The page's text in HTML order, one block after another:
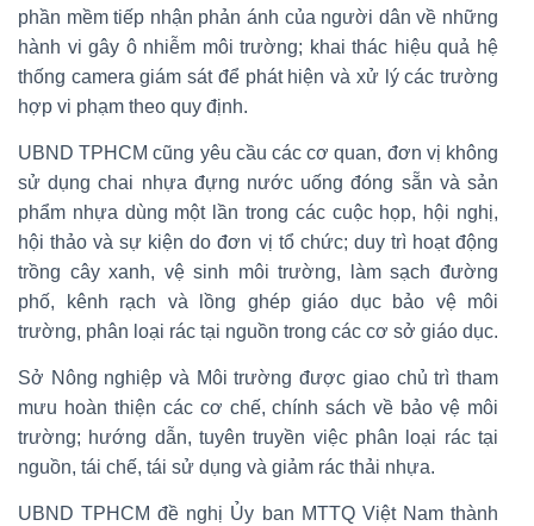
phần mềm tiếp nhận phản ánh của người dân về những
hành vi gây ô nhiễm môi trường; khai thác hiệu quả hệ
thống camera giám sát để phát hiện và xử lý các trường
hợp vi phạm theo quy định.
UBND TPHCM cũng yêu cầu các cơ quan, đơn vị không
sử dụng chai nhựa đựng nước uống đóng sẵn và sản
phẩm nhựa dùng một lần trong các cuộc họp, hội nghị,
hội thảo và sự kiện do đơn vị tổ chức; duy trì hoạt động
trồng cây xanh, vệ sinh môi trường, làm sạch đường
phố, kênh rạch và lồng ghép giáo dục bảo vệ môi
trường, phân loại rác tại nguồn trong các cơ sở giáo dục.
Sở Nông nghiệp và Môi trường được giao chủ trì tham
mưu hoàn thiện các cơ chế, chính sách về bảo vệ môi
trường; hướng dẫn, tuyên truyền việc phân loại rác tại
nguồn, tái chế, tái sử dụng và giảm rác thải nhựa.
UBND TPHCM đề nghị Ủy ban MTTQ Việt Nam thành